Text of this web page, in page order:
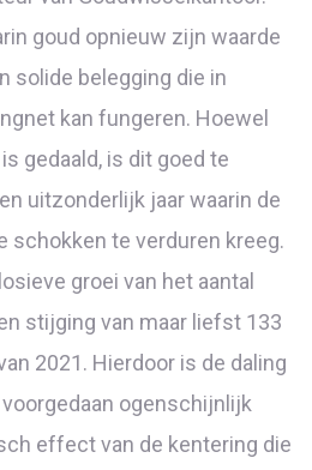
goud opnieuw zijn waarde
solide belegging die in
kan fungeren. Hoewel
gedaald, is dit goed te
uitzonderlijk jaar waarin de
schokken te verduren kreeg.
groei van het aantal
stijging van maar liefst 133
2021. Hierdoor is de daling
ogenschijnlijk
effect van de kentering die